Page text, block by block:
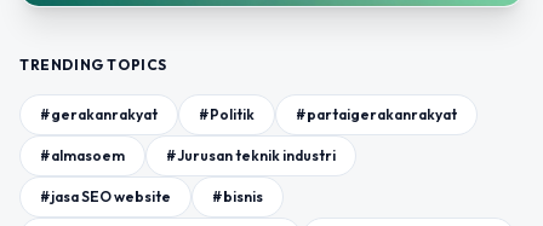
TRENDING TOPICS
#gerakanrakyat #Politik #partaigerakanrakyat
#almasoem #Jurusan teknik industri
#jasa SEO website #bisnis